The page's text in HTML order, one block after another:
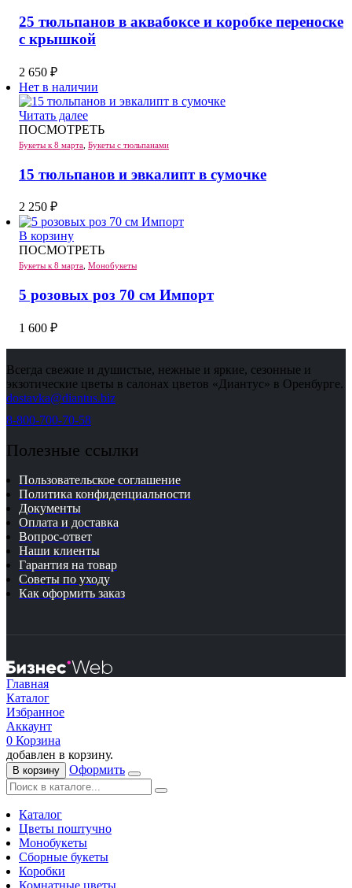
25 тюльпанов в аквабоксе и коробке переноске
с крышкой
2 650 ₽
Нет в наличии
Читать далее
ПОСМОТРЕТЬ
Букеты к 8 марта Букеты с тюльпанами
15 тюльпанов и эвкалипт в сумочке
2 250 ₽
В корзину
ПОСМОТРЕТЬ
Букеты к 8 марта Монобукеты
5 розовых роз 70 см Импорт
1 600 ₽
Всегда свежие и душистые, нежные и яркие, сезонные и
экзотические цветы в салонах цветов «Диантус» в Оренбурге.
dostavka@diantus.biz
8-800-700-70-58
Полезные ссылки
Пользовательское соглашение
Политика конфиденциальности
Документы
Оплата и доставка
Вопрос-ответ
Наши клиенты
Гарантия на товар
Советы по уходу
Как оформить заказ
Главная
Каталог
Избранное
Аккаунт
0 Корзина
добавлен в корзину.
В корзину Оформить
Каталог
Цветы поштучно
Монобукеты
Сборные букеты
Коробки